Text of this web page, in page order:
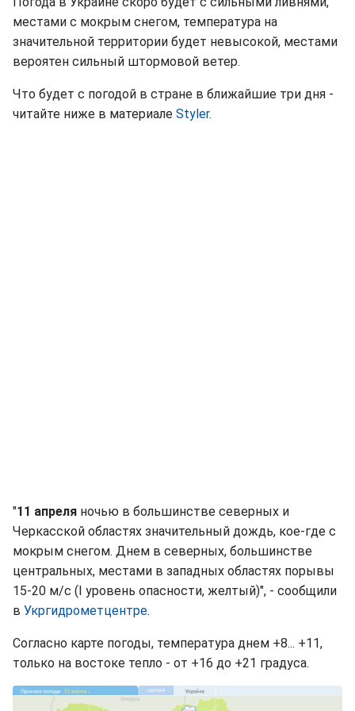
местами с мокрым снегом, температура на
значительной территории будет невысокой, местами
вероятен сильный штормовой ветер.
Что будет с погодой в стране в ближайшие три дня -
читайте ниже в материале Styler.
"11 апреля ночью в большинстве северных и
Черкасской областях значительный дождь, кое-где с
мокрым снегом. Днем в северных, большинстве
центральных, местами в западных областях порывы
15-20 м/с (I уровень опасности, желтый)", - сообщили
в Укргидрометцентре.
Согласно карте погоды, температура днем +8... +11,
только на востоке тепло - от +16 до +21 градуса.